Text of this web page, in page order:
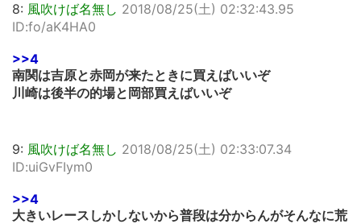
8: 風吹けば名無し 2018/08/25(土) 02:32:43.95
ID:fo/aK4HA0
>>4
南関は吉原と赤岡が来たときに買えばいいぞ
川崎は後半の的場と岡部買えばいいぞ
9: 風吹けば名無し 2018/08/25(土) 02:33:07.34
ID:uiGvFIym0
>>4
大きいレースしかしないから普段は分からんがそんなに荒